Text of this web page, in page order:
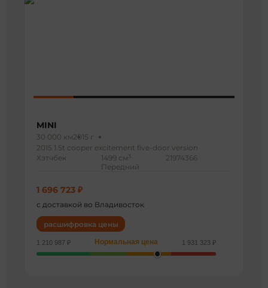
MINI
30 000 км2015 г
2015 1.5t cooper excitement five-door version
Хэтчбек
1499 см 3
Передний
21974366
1 696 723 ₽
с доставкой во Владивосток
расшифровка цены
1 210 987 ₽ Нормальная цена 1 931 323 ₽